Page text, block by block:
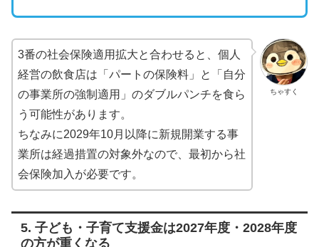
ちゃすく
3番の社会保険適用拡大と合わせると、個人
経営の飲食店は「パートの保険料」と「自分
の事業所の強制適用」のダブルパンチを食ら
う可能性があります。
ちなみに2029年10月以降に新規開業する事
業所は経過措置の対象外なので、最初から社
会保険加入が必要です。
5. 子ども・子育て支援金は2027年度・2028年度
の方が重くなる